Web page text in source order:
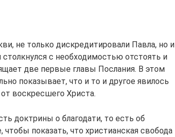
не только дискредитировали Павла, но и
с необходимостью отстоять и
две первые главы Послания. В этом
показывает, что и то и другое явилось
воскресшего Христа.
доктрины о благодати, то есть об
показать, что христианская свобода